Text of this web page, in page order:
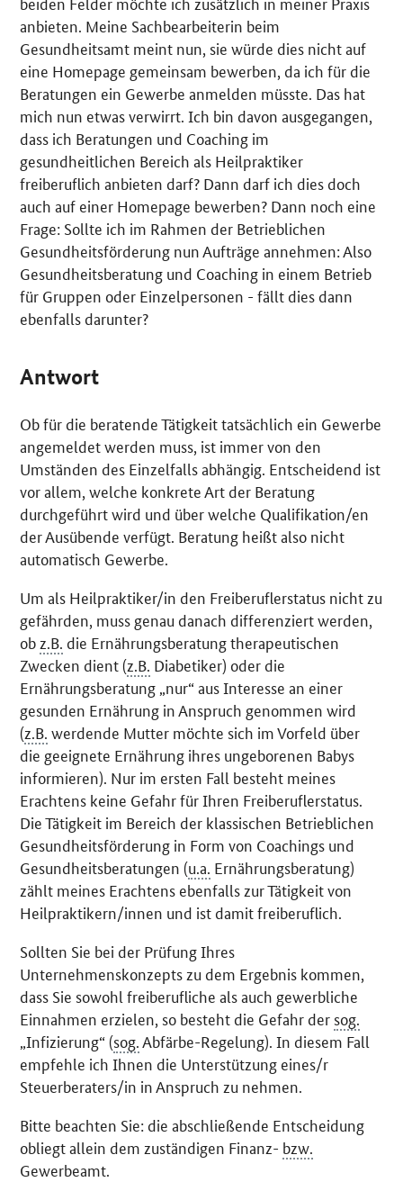
anbieten. Meine Sachbearbeiterin beim
Gesundheitsamt meint nun, sie würde dies nicht auf
eine Homepage gemeinsam bewerben, da ich für die
Beratungen ein Gewerbe anmelden müsste. Das hat
mich nun etwas verwirrt. Ich bin davon ausgegangen,
dass ich Beratungen und Coaching im
gesundheitlichen Bereich als Heilpraktiker
freiberuflich anbieten darf? Dann darf ich dies doch
auch auf einer Homepage bewerben? Dann noch eine
Frage: Sollte ich im Rahmen der Betrieblichen
Gesundheitsförderung nun Aufträge annehmen: Also
Gesundheitsberatung und Coaching in einem Betrieb
für Gruppen oder Einzelpersonen - fällt dies dann
ebenfalls darunter?
Antwort
Ob für die beratende Tätigkeit tatsächlich ein Gewerbe
angemeldet werden muss, ist immer von den
Umständen des Einzelfalls abhängig. Entscheidend ist
vor allem, welche konkrete Art der Beratung
durchgeführt wird und über welche Qualifikation/en
der Ausübende verfügt. Beratung heißt also nicht
automatisch Gewerbe.
Um als Heilpraktiker/in den Freiberuflerstatus nicht zu
gefährden, muss genau danach differenziert werden,
ob z.B. die Ernährungsberatung therapeutischen
Zwecken dient (z.B. Diabetiker) oder die
Ernährungsberatung „nur“ aus Interesse an einer
gesunden Ernährung in Anspruch genommen wird
(z.B. werdende Mutter möchte sich im Vorfeld über
die geeignete Ernährung ihres ungeborenen Babys
informieren). Nur im ersten Fall besteht meines
Erachtens keine Gefahr für Ihren Freiberuflerstatus.
Die Tätigkeit im Bereich der klassischen Betrieblichen
Gesundheitsförderung in Form von Coachings und
Gesundheitsberatungen (u.a. Ernährungsberatung)
zählt meines Erachtens ebenfalls zur Tätigkeit von
Heilpraktikern/innen und ist damit freiberuflich.
Sollten Sie bei der Prüfung Ihres
Unternehmenskonzepts zu dem Ergebnis kommen,
dass Sie sowohl freiberufliche als auch gewerbliche
Einnahmen erzielen, so besteht die Gefahr der sog.
„Infizierung“ (sog.Abfärbe-Regelung). In diesem Fall
empfehle ich Ihnen die Unterstützung eines/r
Steuerberaters/in in Anspruch zu nehmen.
Bitte beachten Sie: die abschließende Entscheidung
obliegt allein dem zuständigen Finanz- bzw.
Gewerbeamt.